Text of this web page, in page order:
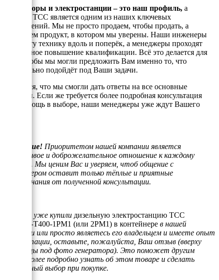
Генераторы и электростанции – это наш профиль, а
техника ТСС является одним из наших ключевых
направлений. Мы не просто продаем, чтобы продать, а
реализуем продукт, в котором мы уверены. Наши инженеры
знают эту технику вдоль и поперёк, а менеджеры проходят
постоянное повышение квалификации. Всё это делается для
того, чтобы мы могли предложить Вам именно то, что
оптимально подойдёт под Ваши задачи.
Надеемся, что мы смогли дать ответы на все основные
вопросы. Если же требуется более подробная консультация
или помощь в выборе, наши менеджеры уже ждут Вашего
Внимание! Приоритетом нашей компании является
отзывчивое и доброжелательное отношение к каждому
клиенту. Мы ценим Вас и уверяем, чтоб общение с
менеджером оставит только тёплые и приятные
воспоминания от полученной консультации.
Если Вы уже купили дизельную электростанцию ТСС
АД-30С-Т400-1РМ1 (или 2РМ1) в контейнере в нашей
компании или просто являетесь его владельцем и имеете опыт
эксплуатации, оставьте, пожалуйста, Ваш отзыв (вверху
страницы под фото генератора). Это поможет другим
людям более подробно узнать об этом товаре и сделать
правильный выбор при покупке.